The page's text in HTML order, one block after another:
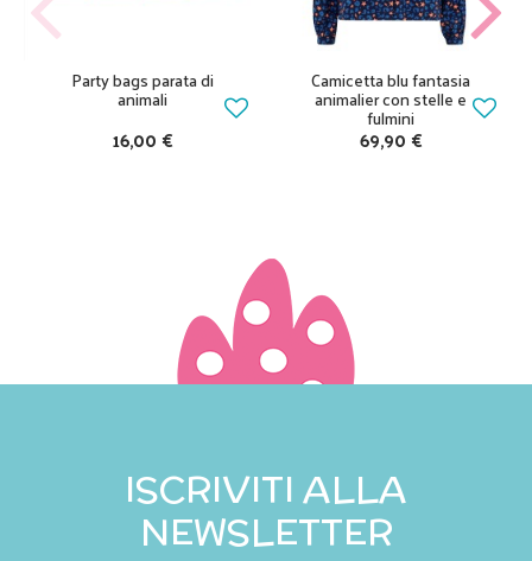
Party bags parata di
animali
16,00 €
Camicetta blu fantasia
animalier con stelle e
fulmini
69,90 €
ISCRIVITI ALLA
NEWSLETTER